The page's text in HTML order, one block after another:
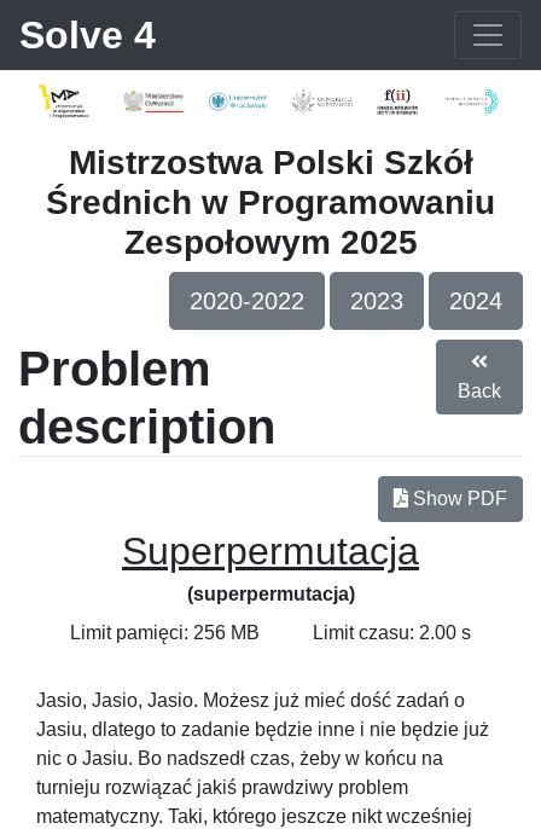
Solve 4
Mistrzostwa Polski Szkół
Średnich w Programowaniu
Zespołowym 2025
2020-2022 2023 2024
Problem
description
Back
Show PDF
Superpermutacja
(superpermutacja)
Limit pamięci: 256 MB
Limit czasu: 2.00 s
Jasio, Jasio, Jasio. Możesz już mieć dość zadań o
Jasiu, dlatego to zadanie będzie inne i nie będzie już
nic o Jasiu. Bo nadszedł czas, żeby w końcu na
turnieju rozwiązać jakiś prawdziwy problem
matematyczny. Taki, którego jeszcze nikt wcześniej